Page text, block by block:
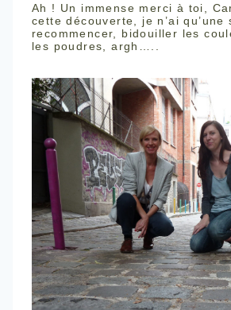
Ah ! Un immense merci à toi,
cette découverte, je n’ai qu’une
recommencer, bidouiller les
les poudres, argh…..